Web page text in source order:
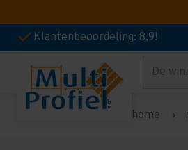
Klantenbeoordeling: 8,9!
Zoeken
home